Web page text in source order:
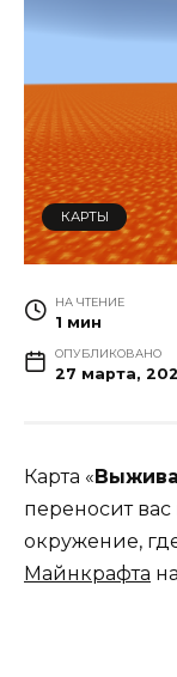
КАРТЫ
НА ЧТЕНИЕ
1 мин
ОПУБЛИКОВАНО
27 марта,
Карта «
переносит
окружение,
Майнкрафта